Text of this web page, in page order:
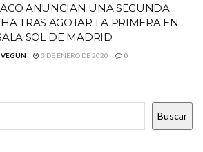
ANUNCIAN UNA SEGUNDA
TRAS AGOTAR LA PRIMERA EN
SOL DE MADRID
3 DE ENERO DE 2020 0
Buscar